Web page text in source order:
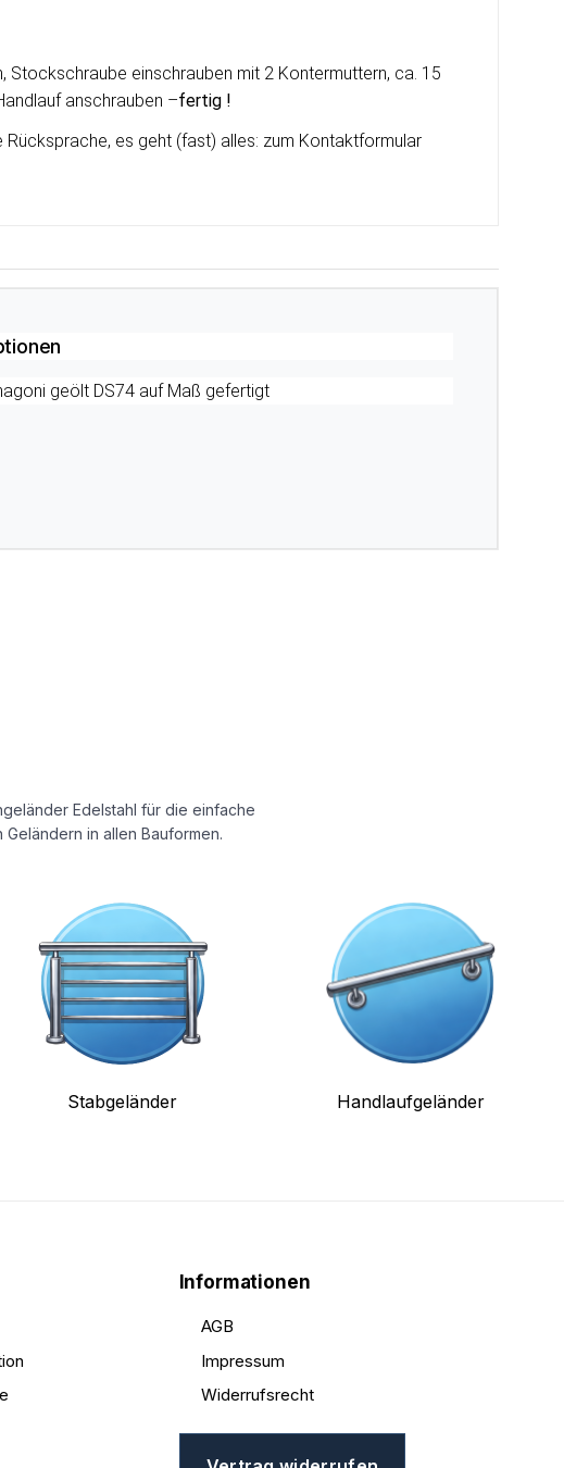
Stockschraube einschrauben mit 2 Kontermuttern, ca. 15
anschrauben –fertig !
es geht (fast) alles: zum Kontaktformular
geölt DS74 auf Maß gefertigt
Edelstahl für die einfache
in allen Bauformen.
Stabgeländer Handlaufgeländer
Informationen
AGB
Impressum
Widerrufsrecht